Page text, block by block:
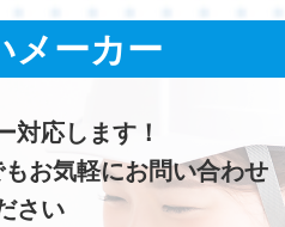
メーカー
対応します！
お気軽にお問い合わせ
さい